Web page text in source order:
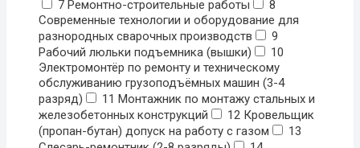
7 Ремонтно-строительные работы
8
Современные технологии и оборудование для
разнородных сварочных производств
9
Рабочий люльки подъемника (вышки)
10
Электромонтёр по ремонту и техническому
обслуживанию грузоподъёмных машин (3-4
разряд)
11 Монтажник по монтажу стальных и
железобетонных конструкций
12 Кровельщик
(пропан-бутан) допуск на работу с газом
13